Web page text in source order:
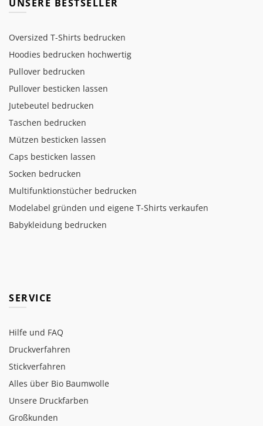
UNSERE BESTSELLER
Oversized T-Shirts bedrucken
Hoodies bedrucken hochwertig
Pullover bedrucken
Pullover besticken lassen
Jutebeutel bedrucken
Taschen bedrucken
Mützen besticken lassen
Caps besticken lassen
Socken bedrucken
Multifunktionstücher bedrucken
Modelabel gründen und eigene T-Shirts verkaufen
Babykleidung bedrucken
SERVICE
Hilfe und FAQ
Druckverfahren
Stickverfahren
Alles über Bio Baumwolle
Unsere Druckfarben
Großkunden